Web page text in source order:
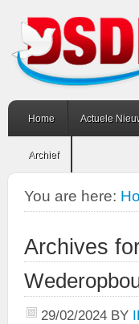
Home Actuele
Archief
You are here:
Archives
29/02/2024 BY